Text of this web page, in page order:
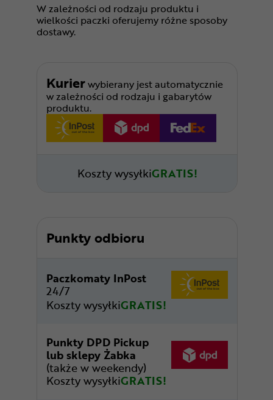
W zależności od rodzaju produktu i
wielkości paczki oferujemy różne sposoby
dostawy.
Kurierwybierany jest automatycznie
w zależności od rodzaju i gabarytów
produktu.
Koszty wysyłkiGRATIS!
Punkty odbioru
Paczkomaty InPost
24/7
Koszty wysyłkiGRATIS!
Punkty DPD Pickup
lub sklepy Żabka
(także w weekendy)
Koszty wysyłkiGRATIS!